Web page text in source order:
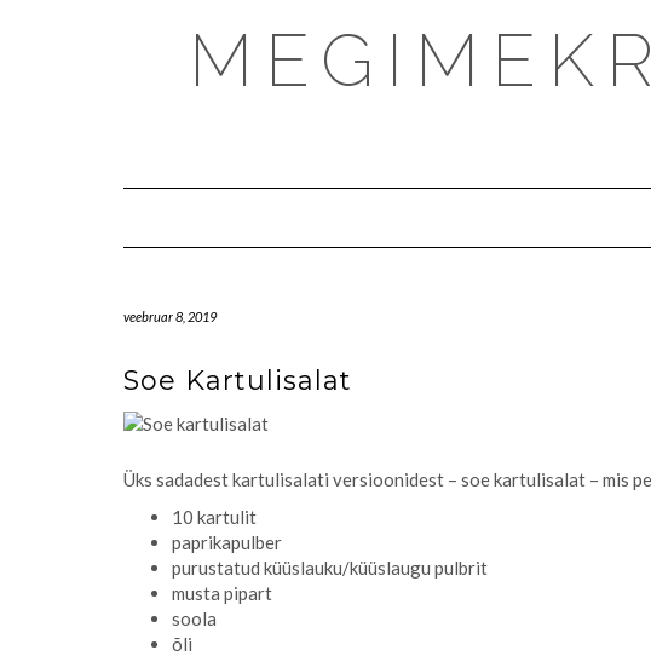
veebruar 8, 2019
Soe Kartulisalat
Üks sadadest kartulisalati versioonidest – soe kartulisalat – mis
10 kartulit
paprikapulber
purustatud küüslauku/küüslaugu pulbrit
musta pipart
soola
õli